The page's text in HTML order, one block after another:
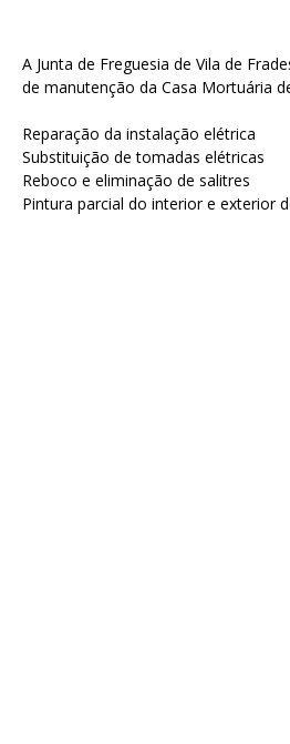
A Junta de Freguesia de Vila de
de manutenção da Casa Mortuária
Reparação da instalação elétrica
Substituição de tomadas elétricas
Reboco e eliminação de salitres
Pintura parcial do interior e exterior